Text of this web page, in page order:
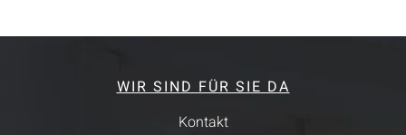
WIR SIND FÜR SIE DA
Kontakt